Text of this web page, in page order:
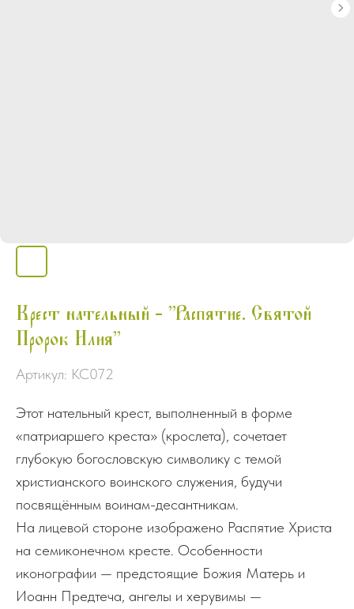
Крест нательный - "Распятие. Святой
Пророк Илия"
Артикул: КС072
Этот нательный крест, выполненный в форме
«патриаршего креста» (крослета), сочетает
глубокую богословскую символику с темой
христианского воинского служения, будучи
посвящённым воинам-десантникам.
На лицевой стороне изображено Распятие Христа
на семиконечном кресте. Особенности
иконографии — предстоящие Божия Матерь и
Иоанн Предтеча, ангелы и херувимы —